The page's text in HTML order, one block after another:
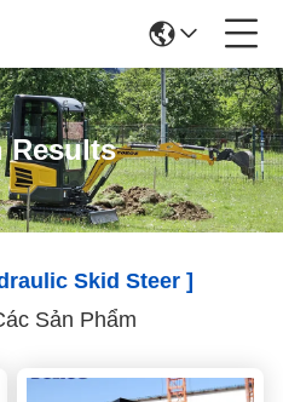
Results
Skid Steer ]
Sản Phẩm